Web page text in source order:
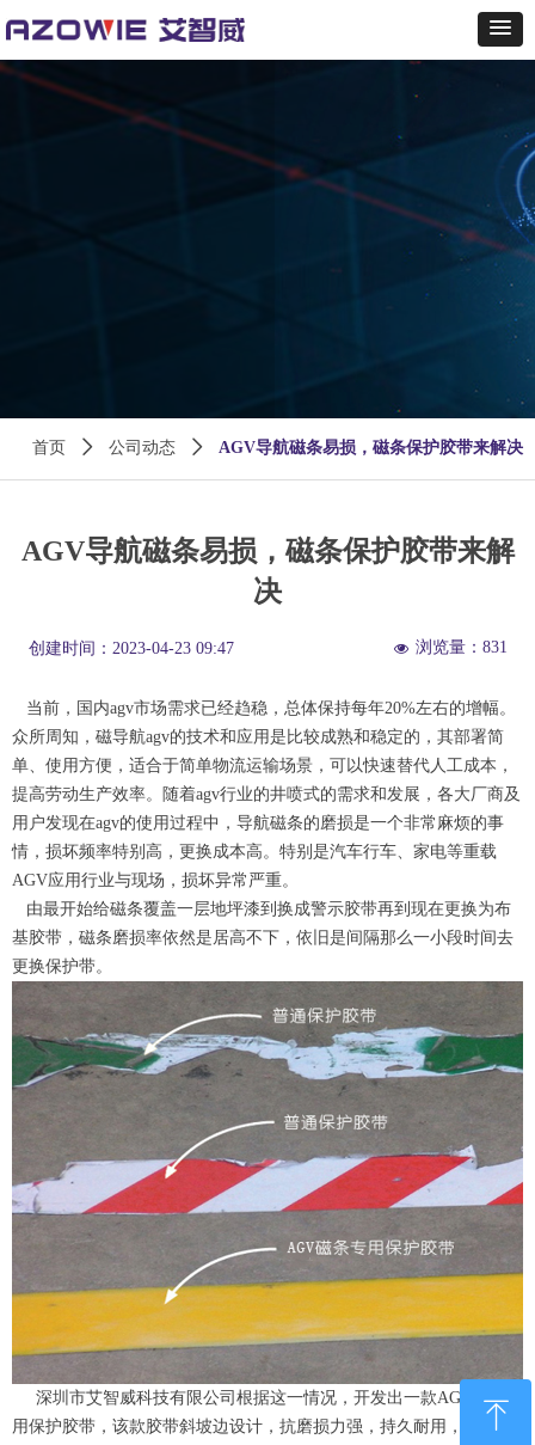
AGV导航磁条易损，磁条保护胶带来解
决
当前，国内agv市场需求已经趋稳，总体保持每年20%左右的增幅。
众所周知，磁导航agv的技术和应用是比较成熟和稳定的，其部署简
单、使用方便，适合于简单物流运输场景，可以快速替代人工成本，
提高劳动生产效率。随着agv行业的井喷式的需求和发展，各大厂商及
用户发现在agv的使用过程中，导航磁条的磨损是一个非常麻烦的事
情，损坏频率特别高，更换成本高。特别是汽车行车、家电等重载
AGV应用行业与现场，损坏异常严重。
由最开始给磁条覆盖一层地坪漆到换成警示胶带再到现在更换为布
基胶带，磁条磨损率依然是居高不下，依旧是间隔那么一小段时间去
更换保护带。
深圳市艾智威科技有限公司根据这一情况，开发出一款AGV磁条专
用保护胶带，该款胶带斜坡边设计，抗磨损力强，持久耐用，足以承
首页 ꄲ 公司动态 ꄲ AGV导航磁条易损，磁条保护胶带来解决
创建时间： 2023-04-23 09:47 넶 浏览量： 831
ꁸ